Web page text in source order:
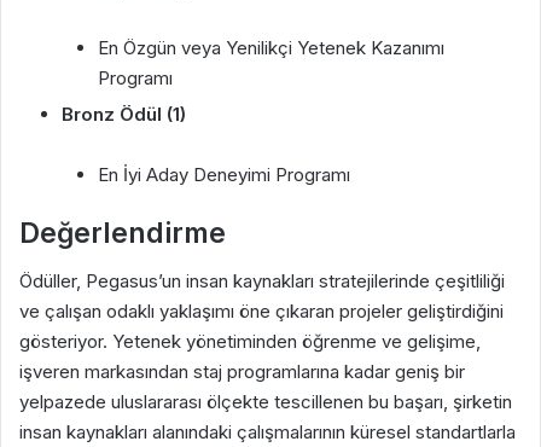
En Özgün veya Yenilikçi Yetenek Kazanımı
Programı
Bronz Ödül (1)
En İyi Aday Deneyimi Programı
Değerlendirme
Ödüller, Pegasus’un insan kaynakları stratejilerinde çeşitliliği
ve çalışan odaklı yaklaşımı öne çıkaran projeler geliştirdiğini
gösteriyor. Yetenek yönetiminden öğrenme ve gelişime,
işveren markasından staj programlarına kadar geniş bir
yelpazede uluslararası ölçekte tescillenen bu başarı, şirketin
insan kaynakları alanındaki çalışmalarının küresel standartlarla